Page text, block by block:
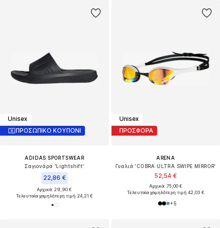
Unisex
ΠΡΟΣΩΠΙΚΟ ΚΟΥΠΟΝΙ
ADIDAS SPORTSWEAR
Σαγιονάρα 'Lightshift'
22,86 €
Αρχικά: 29,90 €
Τελευταία χαμηλότερη τιμή:24,21 €
Unisex
ΠΡΟΣΦΟΡΑ
ARENA
Γυαλιά 'COBRA ULTRA SWIPE MIRROR'
52,54 €
Αρχικά: 75,00 €
Τελευταία χαμηλότερη τιμή:42,03 €
+5